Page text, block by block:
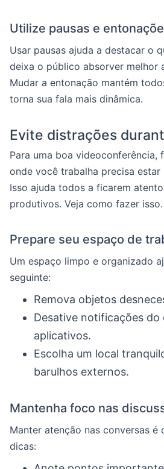
Utilize pausas e
Usar pausas ajuda a destacar o
deixa o público absorver melhor
Mudar a entonação mantém
torna sua fala mais dinâmica.
Evite distrações
Para uma boa videoconferência,
onde você trabalha precisa
Isso ajuda todos a ficarem
produtivos. Veja como fazer isso.
Prepare seu espaço de
Um espaço limpo e organizado
seguinte:
Remova objetos
Desative notificações do
aplicativos.
Escolha um local
barulhos externos.
Mantenha foco nas
Manter atenção nas conversas é
dicas: